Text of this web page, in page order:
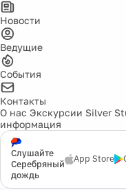
Новости
Ведущие
События
Контакты
О нас Экскурсии Silver
информация
Слушайте
Серебряный
дождь
App Store